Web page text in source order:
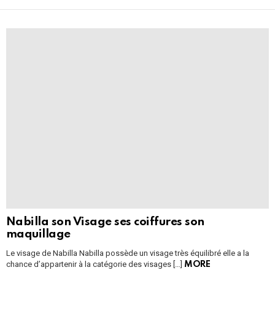
Nabilla son Visage ses coiffures son
maquillage
Le visage de Nabilla Nabilla possède un visage très équilibré elle a la
chance d’appartenir à la catégorie des visages […] MORE